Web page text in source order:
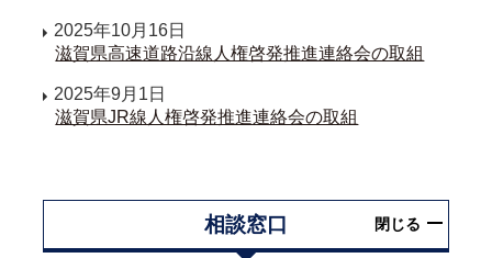
2025年10月16日
滋賀県高速道路沿線人権啓発推進連絡会の取組
2025年9月1日
滋賀県JR線人権啓発推進連絡会の取組
相談窓口 閉じる